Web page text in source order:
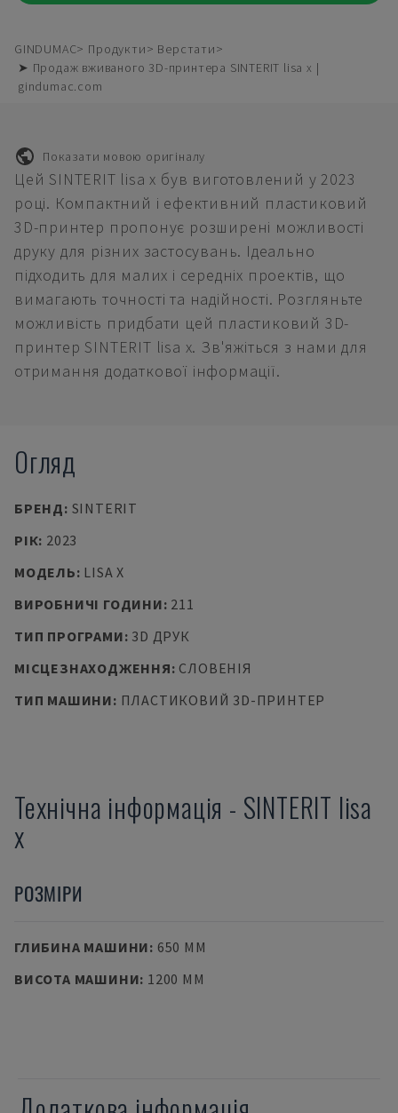
GINDUMAC Продукти
Верстати
➤ Продаж вживаного 3D-принтера SINTERIT lisa x |
gindumac.com
Показати мовою оригіналу
Цей SINTERIT lisa x був виготовлений у 2023
році. Компактний і ефективний пластиковий
3D-принтер пропонує розширені можливості
друку для різних застосувань. Ідеально
підходить для малих і середніх проектів, що
вимагають точності та надійності. Розгляньте
можливість придбати цей пластиковий 3D-
принтер SINTERIT lisa x. Зв'яжіться з нами для
отримання додаткової інформації.
Огляд
БРЕНД: SINTERIT
РІК: 2023
МОДЕЛЬ: LISA X
ВИРОБНИЧІ ГОДИНИ: 211
ТИП ПРОГРАМИ: 3D ДРУК
МІСЦЕЗНАХОДЖЕННЯ: СЛОВЕНІЯ
ТИП МАШИНИ: ПЛАСТИКОВИЙ 3D-ПРИНТЕР
Технічна інформація - SINTERIT lisa
x
РОЗМІРИ
ГЛИБИНА МАШИНИ: 650 MM
ВИСОТА МАШИНИ: 1200 MM